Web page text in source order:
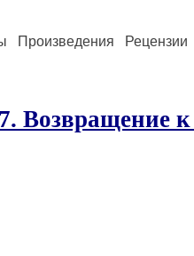
Произведения Рецензии
Возвращение